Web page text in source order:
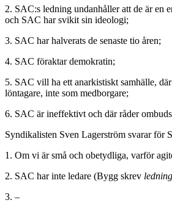
2. SAC:s ledning undanhåller att de är en
och SAC har svikit sin ideologi;
3. SAC har halverats de senaste tio åren;
4. SAC föraktar demokratin;
5. SAC vill ha ett anarkistiskt samhälle,
löntagare, inte som medborgare;
6. SAC är ineffektivt och där råder
Syndikalisten Sven Lagerström svarar för
1. Om vi är små och obetydliga, varför
2. SAC har inte ledare (Bygg skrev ledning
3. –